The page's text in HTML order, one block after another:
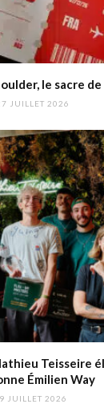
le sacre
JUILLET 2026
Teisseire
Émilien Way
9 JUILLET 2026